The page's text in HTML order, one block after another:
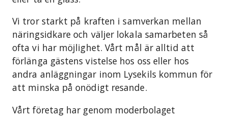
Vi tror starkt på kraften i samverkan mellan
näringsidkare och väljer lokala samarbeten så
ofta vi har möjlighet. Vårt mål är alltid att
förlänga gästens vistelse hos oss eller hos
andra anläggningar inom Lysekils kommun för
att minska på onödigt resande.
Vårt företag har genom moderbolaget